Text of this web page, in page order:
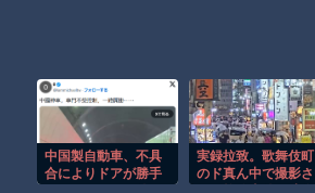
中国製自動車、不具
合によりドアが勝手
実録拉致。歌舞伎町
のド真ん中で撮影さ